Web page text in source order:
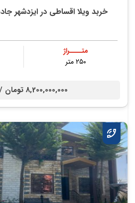
خربد ویلا اقساطی در ایزدشهر
متــــراژ
۲۵۰ متر
8,200,000,000 تومان /